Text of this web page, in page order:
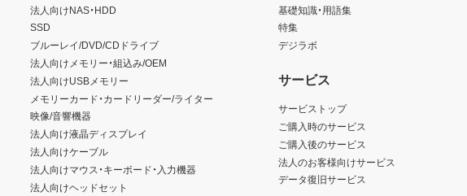
法人向けNAS・HDD
SSD
ブルーレイ/DVD/CDドライブ
法人向けメモリー・組込み/OEM
法人向けUSBメモリー
メモリーカード・カードリーダー/ライター
映像/音響機器
法人向け液晶ディスプレイ
法人向けケーブル
法人向けマウス・キーボード・入力機器
法人向けヘッドセット
基礎知識・用語集
特集
デジラボ
サービス
サービストップ
ご購入時のサービス
ご購入後のサービス
法人のお客様向けサービス
データ復旧サービス